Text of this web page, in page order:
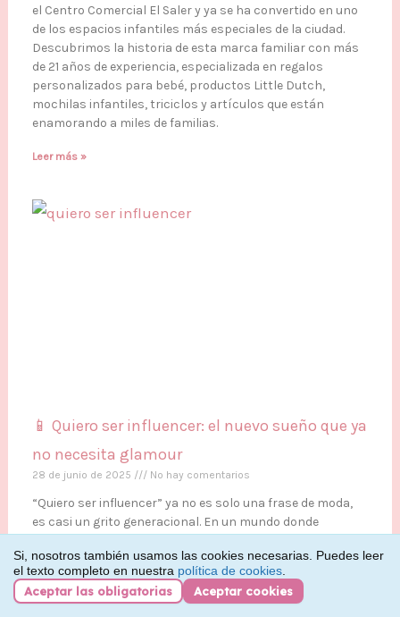
el Centro Comercial El Saler y ya se ha convertido en uno
de los espacios infantiles más especiales de la ciudad.
Descubrimos la historia de esta marca familiar con más
de 21 años de experiencia, especializada en regalos
personalizados para bebé, productos Little Dutch,
mochilas infantiles, triciclos y artículos que están
enamorando a miles de familias.
Leer más »
📱 Quiero ser influencer: el nuevo sueño que ya
no necesita glamour
28 de junio de 2025 No hay comentarios
“Quiero ser influencer” ya no es solo una frase de moda,
es casi un grito generacional. En un mundo donde
personas quieren convertir su día a día en contenido… y
cobrar por ello. Pero detrás de los filtros y las
colaboraciones, hay una verdad incómoda: la exposición
Si, nosotros también usamos las cookies necesarias. Puedes leer
el texto completo en nuestra política de cookies
Aceptar las obligatorias
Aceptar cookies